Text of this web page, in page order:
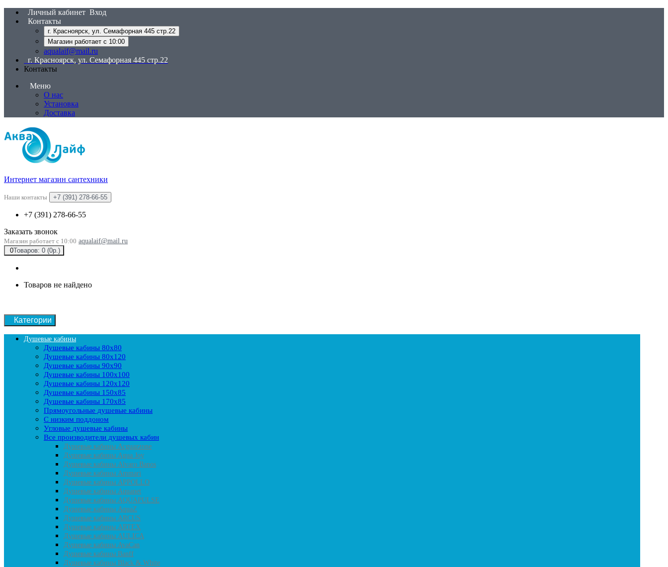
Личный кабинет Вход
Контакты
г. Красноярск, ул. Семафорная 445 стр.22
Магазин работает с 10:00
aqualaif@mail.ru
г. Красноярск, ул. Семафорная 445 стр.22
Контакты
Меню
О нас
Установка
Доставка
Интернет магазин сантехники
Наши контакты +7 (391) 278-66-55
+7 (391) 278-66-55
Заказать звонок
Магазин работает с 10:00 aqualaif@mail.ru
0Товаров: 0 (0р.)
Товаров не найдено
Категории
Душевые кабины
Душевые кабины 80x80
Душевые кабины 80x120
Душевые кабины 90х90
Душевые кабины 100x100
Душевые кабины 120x120
Душевые кабины 150x85
Душевые кабины 170x85
Прямоугольные душевые кабины
С низким поддоном
Угловые душевые кабины
Все производители душевых кабин
Душевые кабины Acguazzone
Душевые кабины Agua Joy
Душевые кабины Alvaro Banos
Душевые кабины Ammari
Душевые кабины APPOLLO
Душевые кабины Aquanet
Душевые кабины AQUAPULSE
Душевые кабины AquaZ
Душевые кабины ARCUS
Душевые кабины ARTEX
Душевые кабины AULICA
Душевые кабины AvaCan
Душевые кабины Banff
Душевые кабины Black & White